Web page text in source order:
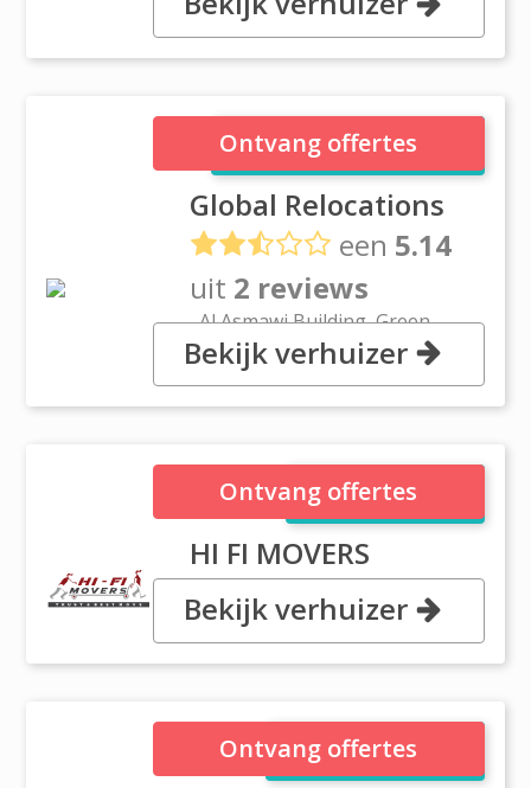
Garhoud Star Building, Dubai
Global Relocations
Global Relocations
een 5.14
uit 2 reviews
, Al Asmawi Building, Green
Community Village Jebel Ali,,
Dubai
Ontvang offertes
Bekijk verhuizer
HI FI MOVERS
HI FI MOVERS
Al Quoz Ind 4, Dubai
Ontvang offertes
Bekijk verhuizer
Interem Dubai
Ontvang offertes